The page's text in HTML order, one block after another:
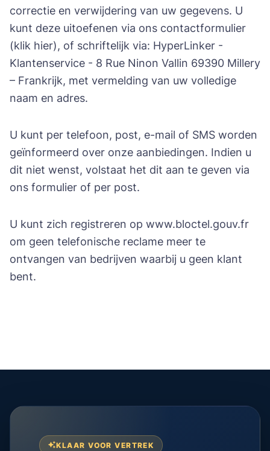
correctie en verwijdering van uw gegevens. U
kunt deze uitoefenen via ons contactformulier
(klik hier), of schriftelijk via: HyperLinker -
Klantenservice - 8 Rue Ninon Vallin 69390 Millery
– Frankrijk, met vermelding van uw volledige
naam en adres.
U kunt per telefoon, post, e-mail of SMS worden
geïnformeerd over onze aanbiedingen. Indien u
dit niet wenst, volstaat het dit aan te geven via
ons formulier of per post.
U kunt zich registreren op www.bloctel.gouv.fr
om geen telefonische reclame meer te
ontvangen van bedrijven waarbij u geen klant
bent.
KLAAR VOOR VERTREK